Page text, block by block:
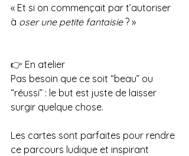
« Et si on commençait par t’autoriser
à oser une petite fantaisie ? »
👉 En atelier
Pas besoin que ce soit “beau” ou
“réussi” : le but est juste de laisser
surgir quelque chose.
Les cartes sont parfaites pour rendre
ce parcours ludique et inspirant